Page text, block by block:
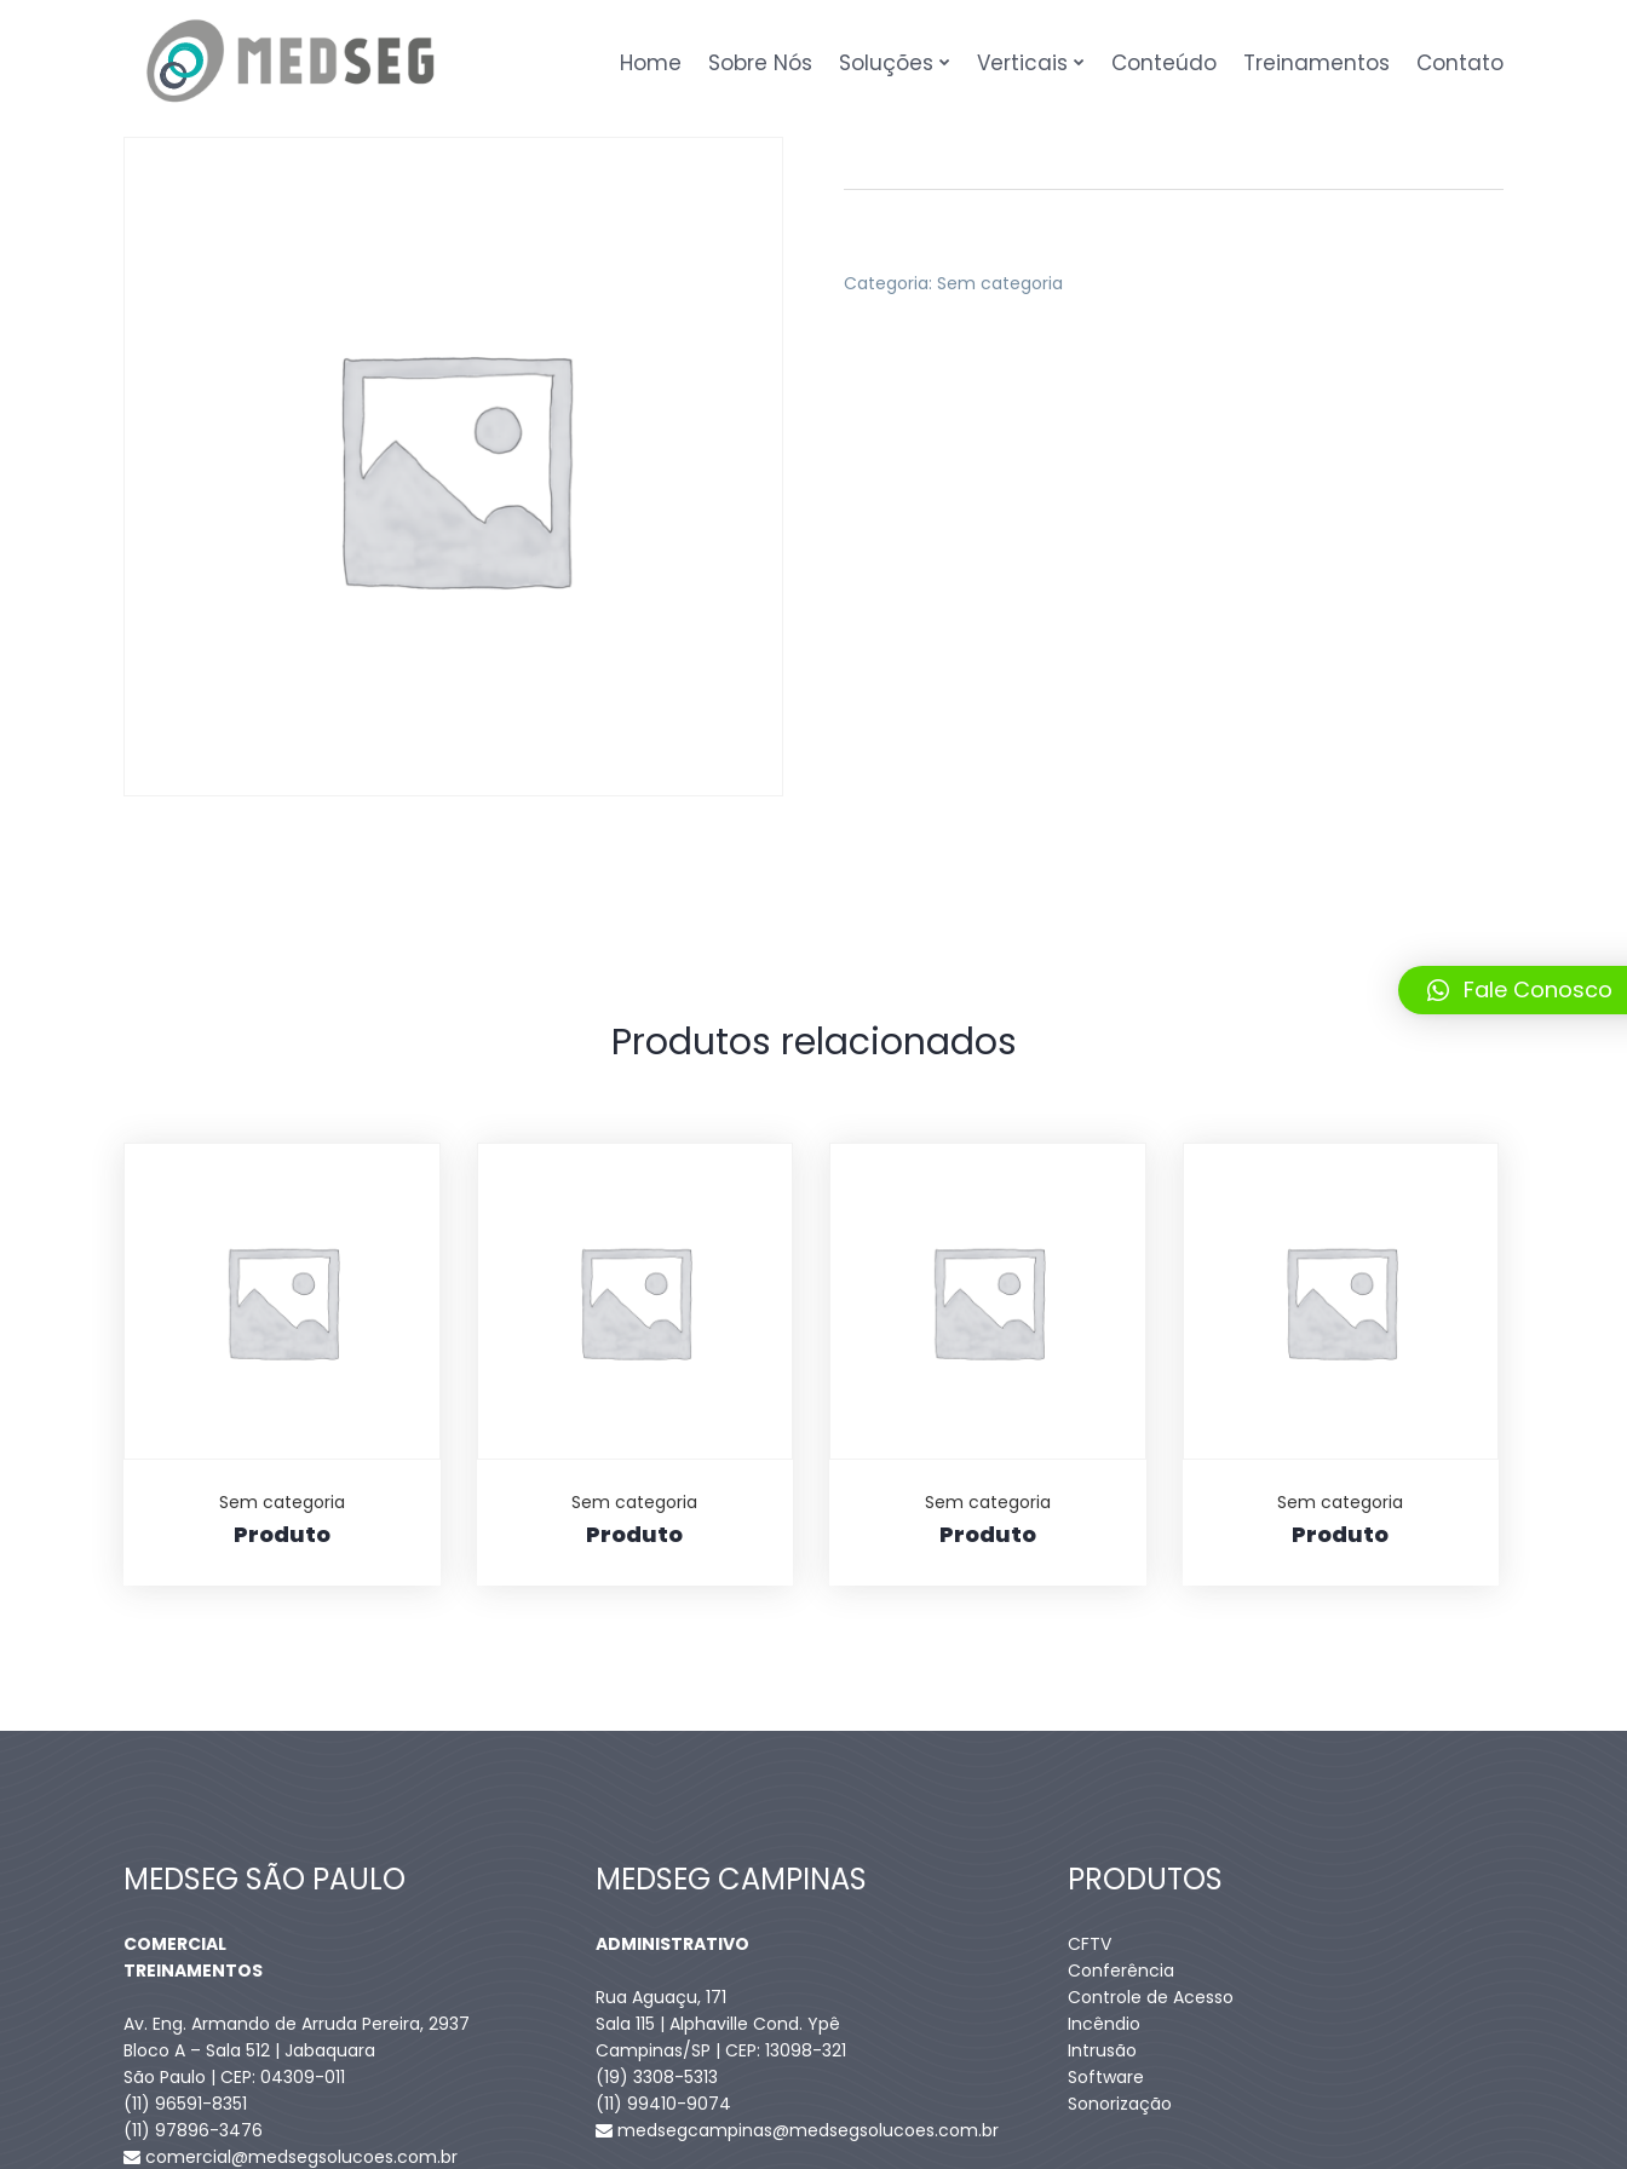
Home Sobre Nós Soluções Verticais Conteúdo Treinamentos Contato
Categoria: Sem categoria
Produtos relacionados
Sem categoria
Produto
Sem categoria
Produto
Sem categoria
Produto
Sem categoria
Produto
MEDSEG SÃO PAULO
COMERCIAL
TREINAMENTOS
Av. Eng. Armando de Arruda Pereira, 2937
Bloco A – Sala 512 | Jabaquara
São Paulo | CEP: 04309-011
(11) 96591-8351
(11) 97896-3476
comercial@medsegsolucoes.com.br
MEDSEG CAMPINAS
ADMINISTRATIVO
Rua Aguaçu, 171
Sala 115 | Alphaville Cond. Ypê
Campinas/SP | CEP: 13098-321
(19) 3308-5313
(11) 99410-9074​
medsegcampinas@medsegsolucoes.com.br
PRODUTOS
CFTV
Conferência
Controle de Acesso
Incêndio
Intrusão
Software
Sonorização
Fale Conosco